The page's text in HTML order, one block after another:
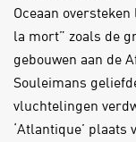
Oceaan
la mort” zoals de
gebouwen aan de
Souleimans
vluchtelingen
‘Atlantique’